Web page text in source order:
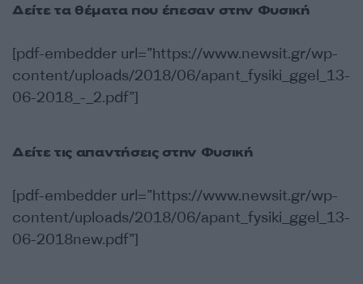
Δείτε τα θέματα που έπεσαν στην Φυσική
[pdf-embedder url=”https://www.newsit.gr/wp-
content/uploads/2018/06/apant_fysiki_ggel_13-
06-2018_-_2.pdf”]
Δείτε τις απαντήσεις στην Φυσική
[pdf-embedder url=”https://www.newsit.gr/wp-
content/uploads/2018/06/apant_fysiki_ggel_13-
06-2018new.pdf”]